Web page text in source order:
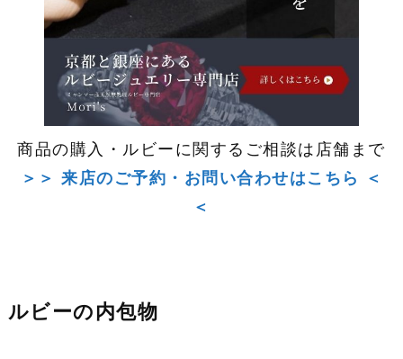
商品の購入・ルビーに関するご相談は店舗まで
＞＞ 来店のご予約・お問い合わせはこちら ＜
＜
ルビーの内包物